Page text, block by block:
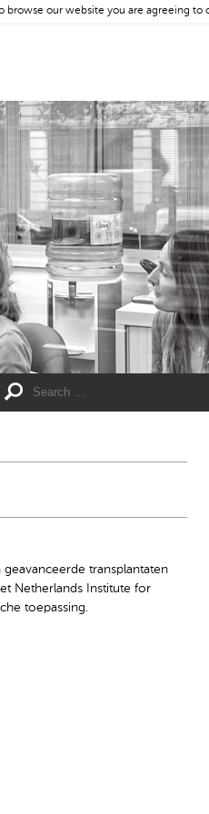
transplantaten
Netherlands Institute for
toepassing.
browse our website you are agreeing to